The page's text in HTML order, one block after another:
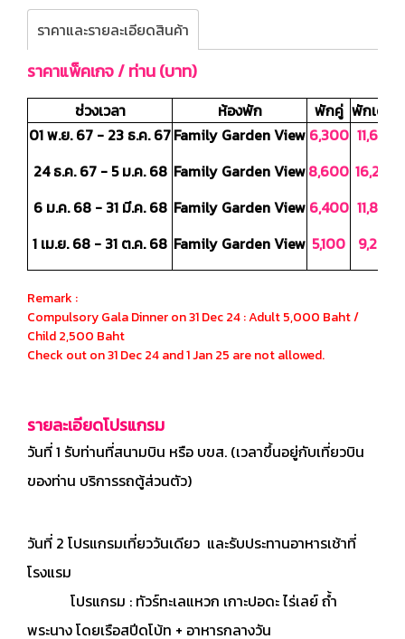
ราคาและรายละเอียดสินค้า
ราคาแพ็คเกจ / ท่าน (บาท)
ช่วงเวลา ห้องพัก พักคู่ พักเดี่ยว
01 พ.ย. 67 - 23 ธ.ค. 67
24 ธ.ค. 67 - 5 ม.ค. 68
6 ม.ค. 68 - 31 มี.ค. 68
1 เม.ย. 68 - 31 ต.ค. 68
Family Garden View
Family Garden View
Family Garden View
Family Garden View
6,300
8,600
6,400
5,100
11,600
16,200
11,800
9,200
Remark :
Compulsory Gala Dinner on 31 Dec 24 : Adult 5,000 Baht /
Child 2,500 Baht
Check out on 31 Dec 24 and 1 Jan 25 are not allowed.
รายละเอียดโปรแกรม
วันที่1 รับท่านที่สนามบิน หรือ บขส. (เวลาขึ้นอยู่กับเที่ยวบิน
ของท่าน บริการรถตู้ส่วนตัว)
วันที่ 2 โปรแกรมเที่ยววันเดียว และรับประทานอาหารเช้าที่
โรงแรม
โปรแกรม : ทัวร์ทะเลแหวก เกาะปอดะ ไร่เลย์ ถ้ำ
พระนาง โดยเรือสปีดโบ้ท + อาหารกลางวัน